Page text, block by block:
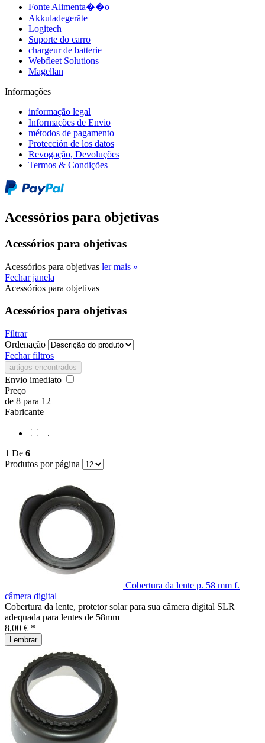
Fonte Alimenta��o
Akkuladegeräte
Logitech
Suporte do carro
chargeur de batterie
Webfleet Solutions
Magellan
Informações
informação legal
Informações de Envio
métodos de pagamento
Protección de los datos
Revogação, Devoluções
Termos & Condições
Acessórios para objetivas
Acessórios para objetivas
Acessórios para objetivas ler mais »
Fechar janela
Acessórios para objetivas
Acessórios para objetivas
Filtrar
Ordenação
Fechar filtros
artigos encontrados
Envio imediato
Preço
de 8 para 12
Fabricante
.
1 De 6
Produtos por página
Cobertura da lente p. 58 mm f.
câmera digital
Cobertura da lente, protetor solar para sua câmera digital SLR
adequada para lentes de 58mm
8,00 € *
Lembrar